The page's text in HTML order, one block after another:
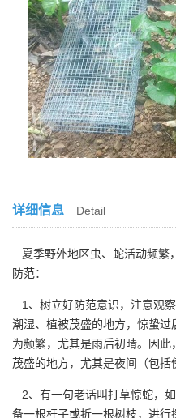
详细信息 Detail
夏季野外地区虫、蛇活动频繁
防范：
1、树立好防范意识，注意观
潮湿、植被茂盛的地方，惊蛰
为频繁，尤其是雨后初晴。因
茂盛的地方，尤其是夜间（包括
2、有一句老话叫打草惊蛇，
备一根杆子或折一根树枝，进